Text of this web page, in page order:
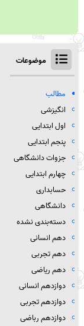
موضوعات
مطالب
انگیزشی
اول ابتدایی
پنجم ابتدایی
جزوات دانشگاهی
چهارم ابتدایی
حسابداری
دانشگاهی
دسته‌بندی نشده
دهم انسانی
دهم تجربی
دهم ریاضی
دوازدهم انسانی
دوازدهم تجربی
دوازدهم رباضی